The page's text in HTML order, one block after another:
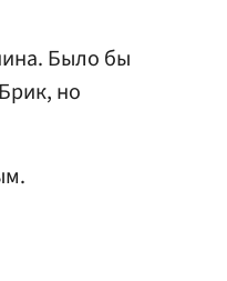
Было бы
но